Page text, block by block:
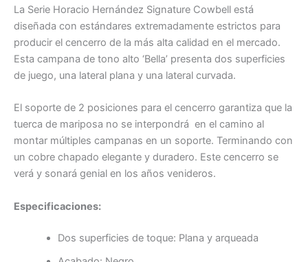
La Serie Horacio Hernández Signature Cowbell está
diseñada con estándares extremadamente estrictos para
producir el cencerro de la más alta calidad en el mercado.
Esta campana de tono alto ‘Bella’ presenta dos superficies
de juego, una lateral plana y una lateral curvada.
El soporte de 2 posiciones para el cencerro garantiza que la
tuerca de mariposa no se interpondrá en el camino al
montar múltiples campanas en un soporte. Terminando con
un cobre chapado elegante y duradero. Este cencerro se
verá y sonará genial en los años venideros.
Especificaciones:
Dos superficies de toque: Plana y arqueada